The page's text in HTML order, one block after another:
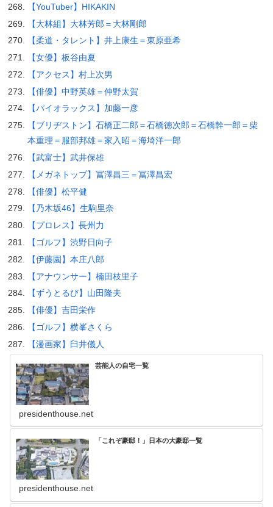
【YouTuber】HIKAKIN
【大林組】大林芳郎＝大林剛郎
【柔道・タレント】井上康生＝東原亜希
【女優】板谷由夏
【アクセス】村上次男
【俳優】中野英雄＝仲野太賀
【パイオラックス】加藤一彦
【ブリヂストン】石橋正二郎＝石橋徳次郎＝石橋幹一郎＝柴
本重理＝服部邦雄＝家入昭＝海埼洋一郎
【武富士】武井保雄
【メガネトップ】冨澤昌三＝冨澤昌宏
【俳優】松平健
【乃木坂46】生駒里奈
【プロレス】長州力
【ゴルフ】渋野日向子
【伊藤園】本庄八郎
【アナウンサー】楠田枝里子
【ずうとるび】山田隆夫
【俳優】吉田栄作
【ゴルフ】横峯さくら
【漫画家】臼井儀人
芸能人の自宅一覧
presidenthouse.net
「これぞ豪邸！」日本の大豪邸一覧
presidenthouse.net